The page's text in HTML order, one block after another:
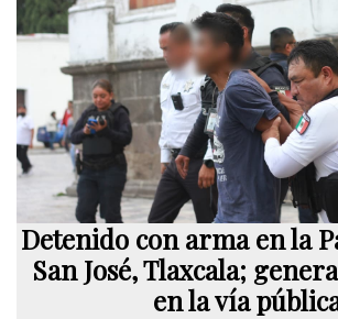
Detenido con arma en la
San José, Tlaxcala;
en la vía